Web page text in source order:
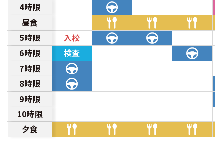
4時限
昼食
5時限
入校
6時限
検査
7時限
8時限
9時限
10時限
夕食